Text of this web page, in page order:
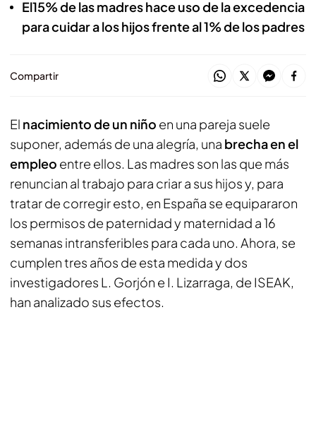
El15% de las madres hace uso de la excedencia
para cuidar a los hijos frente al 1% de los padres
Compartir
El nacimiento de un niño en una pareja suele
suponer, además de una alegría, una brecha en el
empleo entre ellos. Las madres son las que más
renuncian al trabajo para criar a sus hijos y, para
tratar de corregir esto, en España se equipararon
los permisos de paternidad y maternidad a 16
semanas intransferibles para cada uno. Ahora, se
cumplen tres años de esta medida y dos
investigadores L. Gorjón e I. Lizarraga, de ISEAK,
han analizado sus efectos.